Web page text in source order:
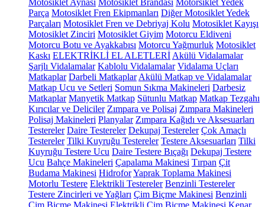
Motosiklet Aynası Motosiklet Brandası Motorsiklet Yedek
Parça Motosiklet Fren Ekipmanları Diğer Motosiklet Yedek
Parçaları Motosiklet Fren ve Debriyaj Kolu Motosiklet Kayışı
Motosiklet Zinciri Motosiklet Giyim Motorcu Eldiveni
Motorcu Botu ve Ayakkabısı Motorcu Yağmurluk Motosiklet
Kaskı ELEKTRİKLİ EL ALETLERİ Akülü Vidalamalar
Şarjlı Vidalamalar Kablolu Vidalamalar Vidalama Uçları
Matkaplar Darbeli Matkaplar Akülü Matkap ve Vidalamalar
Matkap Ucu ve Setleri Somun Sıkma Makineleri Darbesiz
Matkaplar Manyetik Matkap Sütunlu Matkap Matkap Tezgahı
Kırıcılar ve Deliciler Zımpara ve Polisaj Zımpara Makineleri
Polisaj Makineleri Planyalar Zımpara Kağıdı ve Aksesuarları
Testereler Daire Testereler Dekupaj Testereler Çok Amaçlı
Testereler Tilki Kuyruğu Testereler Testere Aksesuarları Tilki
Kuyruğu Testere Ucu Daire Testere Bıçağı Dekupaj Testere
Ucu Bahçe Makineleri Çapalama Makinesi Tırpan Çit
Budama Makinesi HidroforYaprak Toplama Makinesi
Motorlu Testere Elektrikli Testereler Benzinli Testereler
Testere Zincirleri ve Yağları Çim Biçme Makinesi Benzinli
Çim Biçme Makinesi Elektrikli Çim Biçme Makinesi Kenar